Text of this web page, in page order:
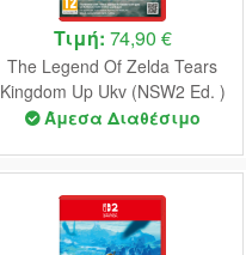
Τιμή: 74,90 €
The Legend Of Zelda Tears
Kingdom Up Ukv (NSW2 Ed. )
- Nintendo Switch 2 NEW
Άμεσα Διαθέσιμο